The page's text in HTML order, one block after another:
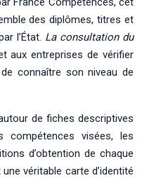
des diplômes, titres et
l’État. La consultation du
aux entreprises de vérifier
connaître son niveau de
de fiches descriptives
compétences visées, les
d’obtention de chaque
véritable carte d’identité